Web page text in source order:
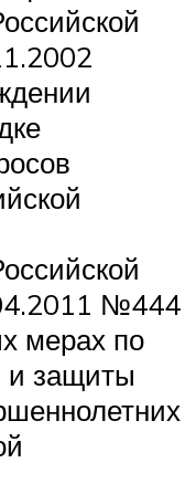
№444
мерах по
и защиты